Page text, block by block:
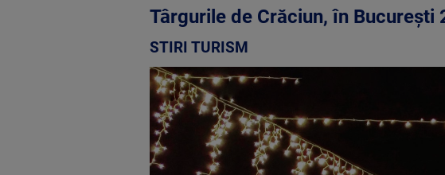
Târgurile de Crăciun, în București
STIRI TURISM